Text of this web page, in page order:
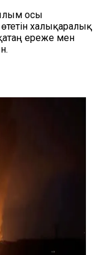
осы
халықаралық
ереже мен